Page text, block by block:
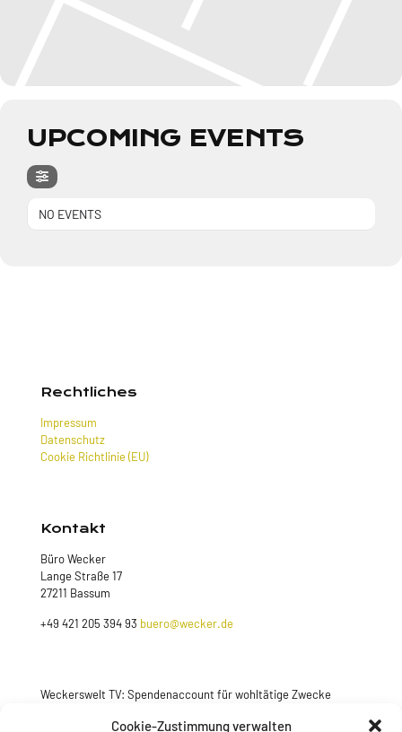
Cookie-Zustimmung verwalten
UPCOMING EVENTS
NO EVENTS
Rechtliches
Impressum
Datenschutz
Cookie Richtlinie (EU)
Kontakt
Büro Wecker
Lange Straße 17
27211 Bassum
+49 421 205 394 93 buero@wecker.de
Weckerswelt TV: Spendenaccount für wohltätige Zwecke
Jetzt spenden